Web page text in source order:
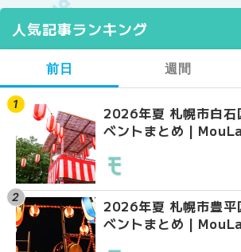
人気記事ランキング
前日
2026年夏 札幌市白石
ベントまとめ |
2026年夏 札幌市豊平
ベントまとめ |
週間
【
ガー
大
ベ
【
ガー
大
ン